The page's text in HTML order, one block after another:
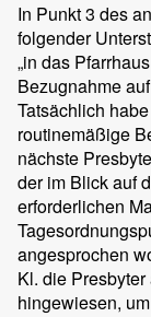
In Punkt 3 des
folgender
„in das
Bezugnahme
Tatsächlich
routinemäßige
nächste
der im Blick auf
erforderlichen
angesprochen
Kl. die
hingewiesen,